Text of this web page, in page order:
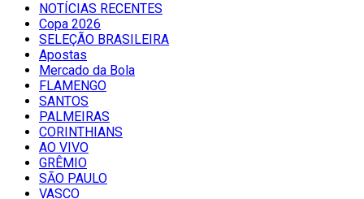
NOTÍCIAS RECENTES
Copa 2026
SELEÇÃO BRASILEIRA
Apostas
Mercado da Bola
FLAMENGO
SANTOS
PALMEIRAS
CORINTHIANS
AO VIVO
GRÊMIO
SĀO PAULO
VASCO